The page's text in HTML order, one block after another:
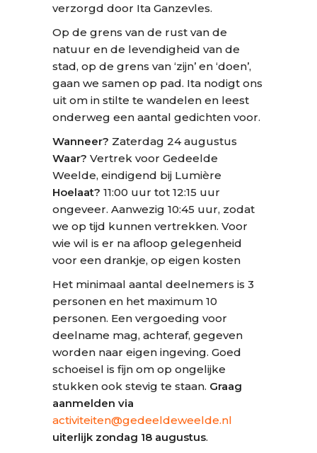
verzorgd door Ita Ganzevles.
Op de grens van de rust van de
natuur en de levendigheid van de
stad, op de grens van ‘zijn’ en ‘doen’,
gaan we samen op pad. Ita nodigt ons
uit om in stilte te wandelen en leest
onderweg een aantal gedichten voor.
Wanneer? Zaterdag 24 augustus
Waar? Vertrek voor Gedeelde
Weelde, eindigend bij Lumière
Hoelaat? 11:00 uur tot 12:15 uur
ongeveer. Aanwezig 10:45 uur, zodat
we op tijd kunnen vertrekken. Voor
wie wil is er na afloop gelegenheid
voor een drankje, op eigen kosten
Het minimaal aantal deelnemers is 3
personen en het maximum 10
personen. Een vergoeding voor
deelname mag, achteraf, gegeven
worden naar eigen ingeving. Goed
schoeisel is fijn om op ongelijke
stukken ook stevig te staan. Graag
aanmelden via
activiteiten@gedeeldeweelde.nl
uiterlijk zondag 18 augustus.